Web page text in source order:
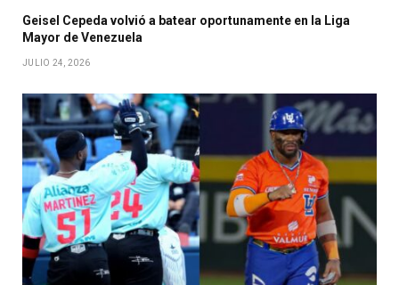
Geisel Cepeda volvió a batear oportunamente en la Liga
Mayor de Venezuela
JULIO 24, 2026